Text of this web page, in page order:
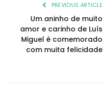
PREVIOUS ARTICLE
Um aninho de muito
amor e carinho de Luís
Miguel é comemorado
com muita felicidade